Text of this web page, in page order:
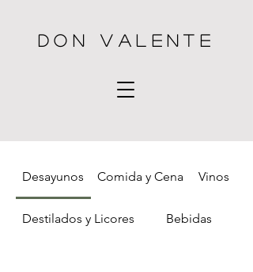
DON VALENTE
Desayunos Comida y Cena Vinos
Destilados y Licores Bebidas